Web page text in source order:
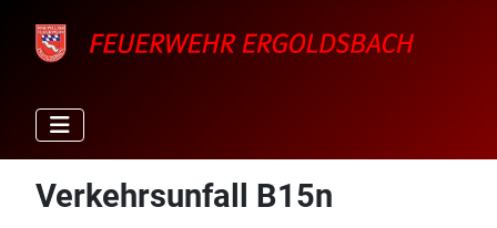
Verkehrsunfall B15n